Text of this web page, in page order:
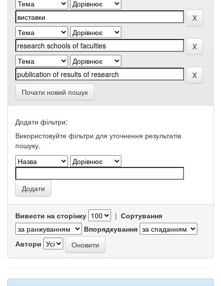
Почати новий пошук
Додати фільтри:
Використовуйте фільтри для уточнення результатів
пошуку.
Вивести на сторінку | Сортування
Впорядкування
Автори